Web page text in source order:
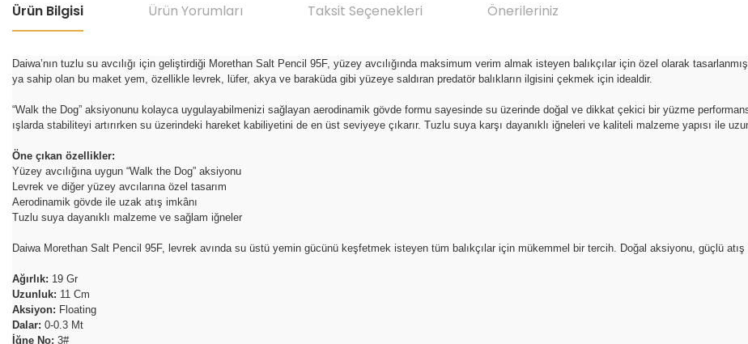
Ürün Bilgisi Ürün Yorumları Taksit Seçenekleri Önerileriniz
Daiwa’nın tuzlu su avcılığı için geliştirdiği Morethan Salt Pencil 95F, yüzey avcılığında maksimum verim almak isteyen balıkçılar için özel olarak
ya sahip olan bu maket yem, özellikle levrek, lüfer, akya ve baraküda gibi yüzeye saldıran predatör balıkların ilgisini çekmek için idealdir.
“Walk the Dog” aksiyonunu kolayca uygulayabilmenizi sağlayan aerodinamik gövde formu sayesinde su üzerinde doğal ve dikkat çekici bir yüzme
ışlarda stabiliteyi artırırken su üzerindeki hareket kabiliyetini de en üst seviyeye çıkarır. Tuzlu suya karşı dayanıklı iğneleri ve kaliteli malzeme yapısı ile
Öne çıkan özellikler:
Yüzey avcılığına uygun “Walk the Dog” aksiyonu
Levrek ve diğer yüzey avcılarına özel tasarım
Aerodinamik gövde ile uzak atış imkânı
Tuzlu suya dayanıklı malzeme ve sağlam iğneler
Daiwa Morethan Salt Pencil 95F, levrek avında su üstü yemin gücünü keşfetmek isteyen tüm balıkçılar için mükemmel bir tercih. Doğal aksiyonu, güçlü
Ağırlık: 19 Gr
Uzunluk: 11 Cm
Aksiyon: Floating
Dalar: 0-0.3 Mt
İğne No: 3#